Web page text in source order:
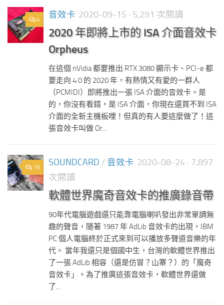
4 音效卡 2020-09-15 · 5,291 次閱讀
2020 年即將上市的 ISA 介面音效卡
Orpheus
在這個 nVidia 都要推出 RTX 3080 顯示卡、PCI-e 都
要走向 4.0 的 2020 年，有熱情又有愛的一群人
（PCMIDI）即將推出一張 ISA 介面的音效卡。是
的，你沒有看錯，是 ISA 介面，你現在還買不到 ISA
介面的全新主機板哩！但真的有人要這麼做了！這
張音效卡叫做 Or...
16 SOUNDCARD / 音效卡 2020-08-24 · 7,897
次閱讀
軟體世界魔奇音效卡的推廣錄音帶
90年代電腦遊戲還只能靠電腦喇叭發出非常單調無
趣的聲音，隨著 1987 年 AdLib 音效卡的出現，IBM
PC 個人電腦終於正式來到可以播放多聲道音樂的年
代。 當年我還只是個國中生，台灣的軟體世界推出
了一張 AdLib 相容（還是仿冒？山寨？）的「魔奇
音效卡」。為了推廣這張音效卡，軟體世界還做
了...